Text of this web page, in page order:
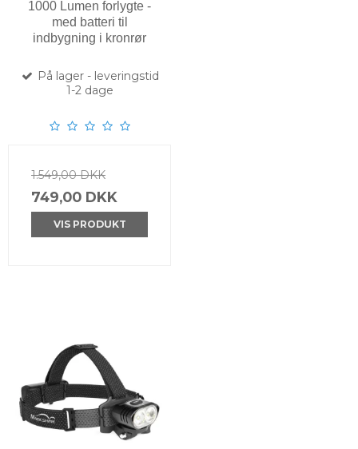
1000 Lumen forlygte -
med batteri til
indbygning i kronrør
På lager - leveringstid
1-2 dage
1.549,00 DKK
749,00 DKK
VIS PRODUKT